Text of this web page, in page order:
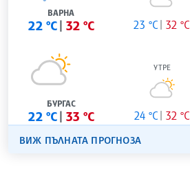
ВАРНА
22 °C 32 °C 23 °C 32 °C
БУРГАС
22 °C 33 °C
УТРЕ
24 °C 32 °C
ВИЖ ПЪЛНАТА ПРОГНОЗА